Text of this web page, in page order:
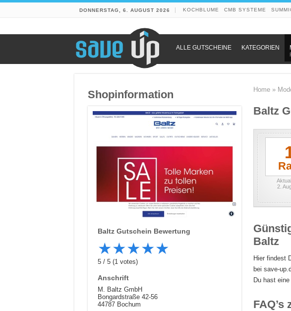
DONNERSTAG, 6. AUGUST 2026 KOCHBLUME CMB SYSTEME
ALLE GUTSCHEINE KATEGORIEN
Home»
Baltz
2.
Baltz
Hier findest
bei save-
Du hast
FAQ’s
Shopinformation
BaltzGutschein Bewertung
★★★★★
5 / 5(1votes)
Anschrift
M. Baltz GmbH
Bongardstraße 42-56
44787 Bochum